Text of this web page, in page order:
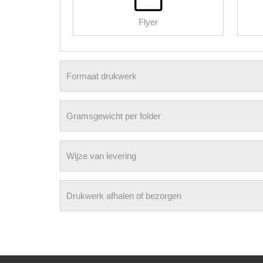
Flyer
Formaat drukwerk
Gramsgewicht per folder
Wijze van levering
Drukwerk afhalen of bezorgen